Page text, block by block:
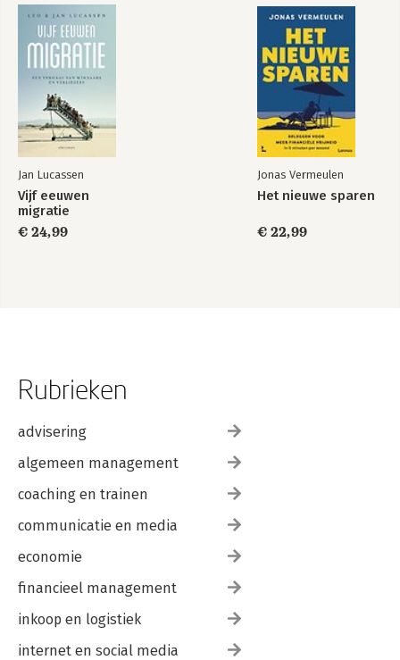
Jan Lucassen
Vijf eeuwen
migratie
€ 24,99
Jonas Vermeulen
Het nieuwe sparen
€ 22,99
Rubrieken
advisering
algemeen management
coaching en trainen
communicatie en media
economie
financieel management
inkoop en logistiek
internet en social media